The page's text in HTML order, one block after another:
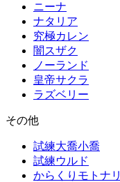
ニーナ
ナタリア
究極カレン
闇スザク
ノーランド
皇帝サクラ
ラズベリー
その他
試練大喬小喬
試練ウルド
からくりモトナリ